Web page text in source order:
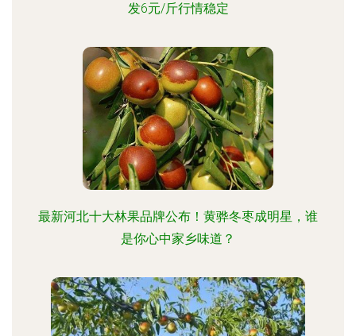
发6元/斤行情稳定
最新河北十大林果品牌公布！黄骅冬枣成明星，谁
是你心中家乡味道？